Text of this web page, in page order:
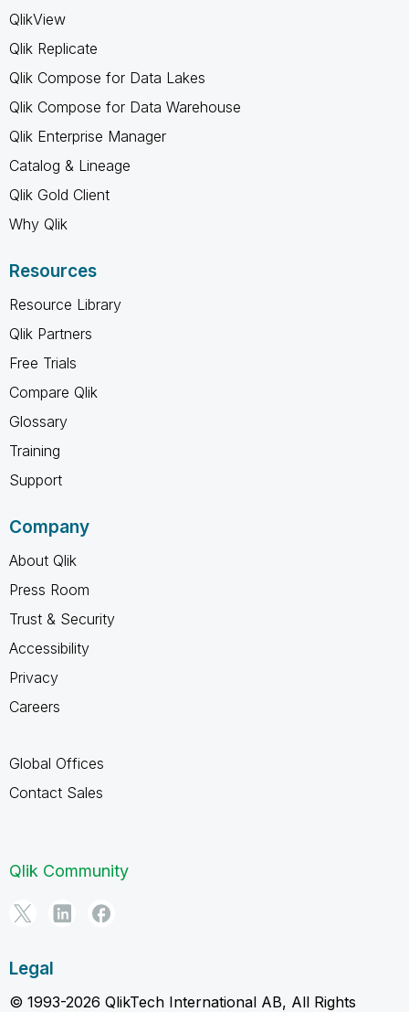
QlikView
Qlik Replicate
Qlik Compose for Data Lakes
Qlik Compose for Data Warehouse
Qlik Enterprise Manager
Catalog & Lineage
Qlik Gold Client
Why Qlik
Resources
Resource Library
Qlik Partners
Free Trials
Compare Qlik
Glossary
Training
Support
Company
About Qlik
Press Room
Trust & Security
Accessibility
Privacy
Careers
Global Offices
Contact Sales
Qlik Community
Legal
© 1993-2026 QlikTech International AB, All Rights